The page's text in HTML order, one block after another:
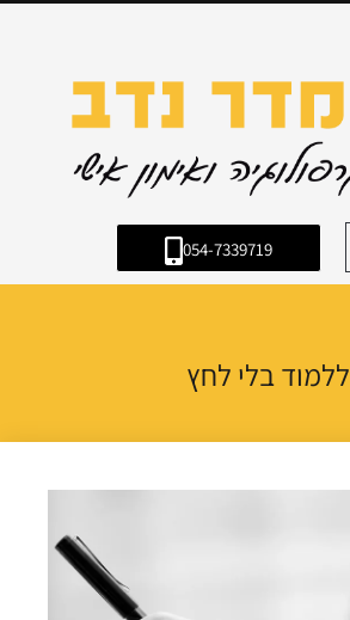
054-7339719
ללמוד בלי לחץ